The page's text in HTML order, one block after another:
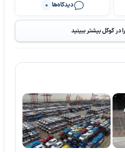
دیدگاه‌ها 0
در گوگل بیشتر ببینید